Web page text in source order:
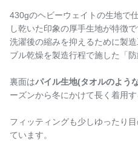
430gのヘビーウェイトの生地で
し乾いた印象の厚手生地が特徴で
洗濯後の縮みを抑えるために製
ブル乾燥を製造行程で施した「
裏面はパイル生地(タオルのよう
ーズンから冬にかけて長く着用す
フィッティングも少しゆったり
ています。